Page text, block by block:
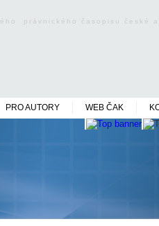
právnického časopisu české
PRO AUTORY WEB ČAK